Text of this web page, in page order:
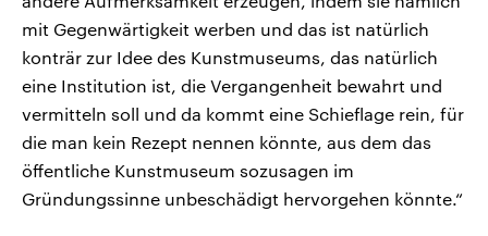
mit Gegenwärtigkeit werben und das ist natürlich
konträr zur Idee des Kunstmuseums, das natürlich
eine Institution ist, die Vergangenheit bewahrt und
vermitteln soll und da kommt eine Schieflage rein, für
die man kein Rezept nennen könnte, aus dem das
öffentliche Kunstmuseum sozusagen im
Gründungssinne unbeschädigt hervorgehen könnte.“